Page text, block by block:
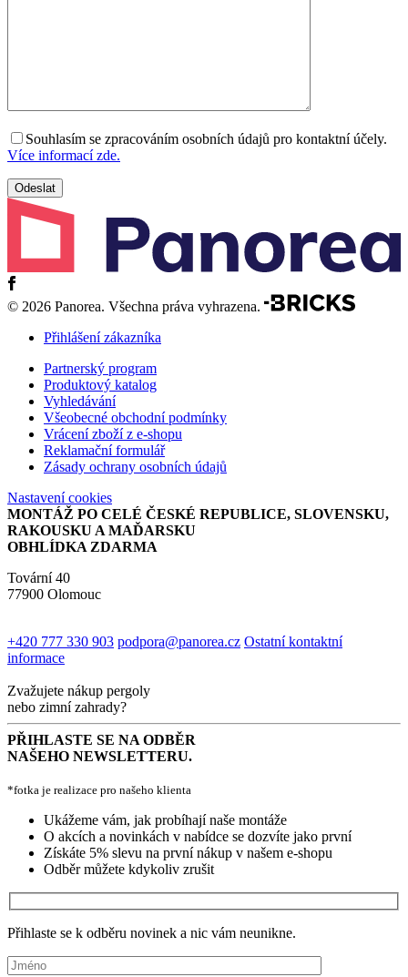
Souhlasím se zpracováním osobních údajů pro kontaktní účely.
Více informací zde.
© 2026 Panorea. Všechna práva vyhrazena.
Přihlášení zákazníka
Partnerský program
Produktový katalog
Vyhledávání
Všeobecné obchodní podmínky
Vrácení zboží z e-shopu
Reklamační formulář
Zásady ochrany osobních údajů
Nastavení cookies
MONTÁŽ PO CELÉ ČESKÉ REPUBLICE, SLOVENSKU,
RAKOUSKU A MAĎARSKU
OBHLÍDKA ZDARMA
Tovární 40
77900 Olomouc
+420 777 330 903 podpora@panorea.cz Ostatní kontaktní
informace
Zvažujete nákup pergoly
nebo zimní zahrady?
PŘIHLASTE SE NA ODBĚR
NAŠEHO NEWSLETTERU.
*fotka je realizace pro našeho klienta
Ukážeme vám, jak probíhají naše montáže
O akcích a novinkách v nabídce se dozvíte jako první
Získáte 5% slevu na první nákup v našem e-shopu
Odběr můžete kdykoliv zrušit
Přihlaste se k odběru novinek a nic vám neunikne.